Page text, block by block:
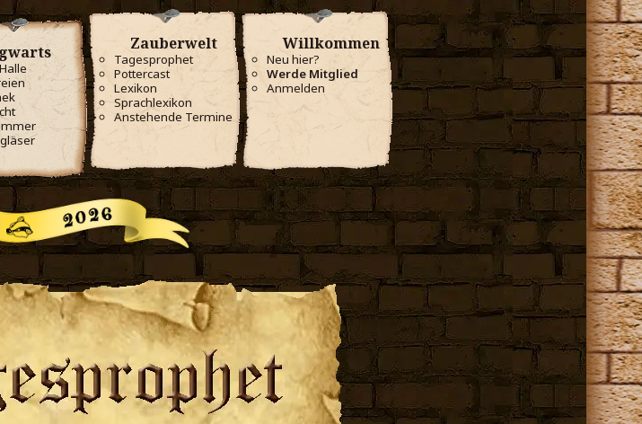
Zauberwelt
Tagesprophet
Pottercast
Lexikon
Sprachlexikon
Anstehende Termine
Willkommen
Neu hier?
Werde Mitglied
Anmelden